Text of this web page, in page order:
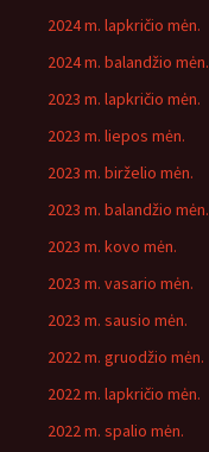
2024 m. lapkričio mėn.
2024 m. balandžio mėn.
2023 m. lapkričio mėn.
2023 m. liepos mėn.
2023 m. birželio mėn.
2023 m. balandžio mėn.
2023 m. kovo mėn.
2023 m. vasario mėn.
2023 m. sausio mėn.
2022 m. gruodžio mėn.
2022 m. lapkričio mėn.
2022 m. spalio mėn.